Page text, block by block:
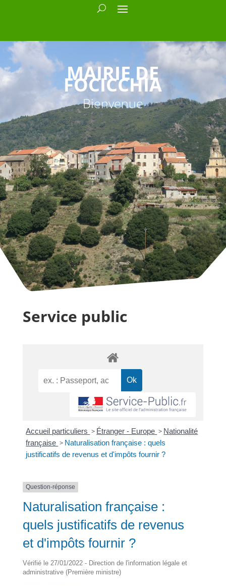
MAIRIE DE
FOCICCHIA
Bienvenue
Service public
Accueil particuliers > Étranger - Europe > Nationalité
française > Naturalisation française : quels
justificatifs de revenus et d'impôts fournir ?
Question-réponse
Naturalisation française :
quels justificatifs de revenus
et d'impôts fournir ?
Vérifié le 27/01/2022 - Direction de l'information légale et
administrative (Première ministre)